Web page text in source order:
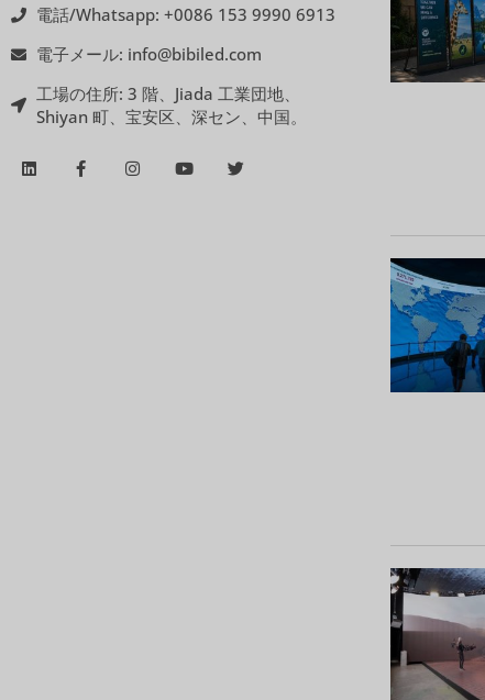
電話/Whatsapp: +0086 153 9990 6913
電子メール: info@bibiled.com
工場の住所: 3 階、Jiada 工業団地、
Shiyan 町、宝安区、深セン、中国。